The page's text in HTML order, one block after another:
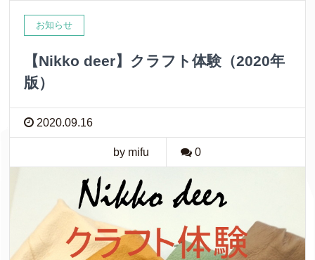
お知らせ
【Nikko deer】クラフト体験（2020年
版）
2020.09.16
by mifu 0